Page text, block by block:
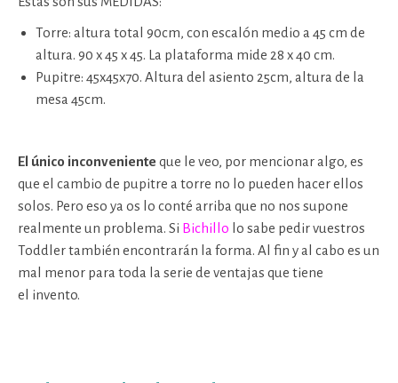
Torre: altura total 90cm, con escalón medio a 45 cm de
altura. 90 x 45 x 45. La plataforma mide 28 x 40 cm.
Pupitre: 45x45x70. Altura del asiento 25cm, altura de la
mesa 45cm.
El único inconveniente que le veo, por mencionar algo, es
que el cambio de pupitre a torre no lo pueden hacer ellos
solos. Pero eso ya os lo conté arriba que no nos supone
realmente un problema. Si Bichillo lo sabe pedir vuestros
Toddler también encontrarán la forma. Al fin y al cabo es un
mal menor para toda la serie de ventajas que tiene
el invento.